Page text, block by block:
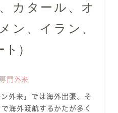
カタール、オ
ン、イラン、
）
専門外来
外来」では海外出張、そ
海外渡航するかたが多く